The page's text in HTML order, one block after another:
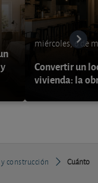
miércoles, 6 de
Convertir un
vivienda: la
construcción
Cuánto